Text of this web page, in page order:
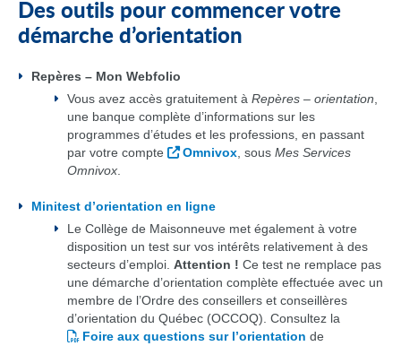
Des outils pour commencer votre
démarche d’orientation
Repères – Mon Webfolio
Vous avez accès gratuitement à Repères – orientation
une banque complète d’informations sur les
programmes d’études et les professions, en passant
par votre compte
Omnivox , sous Mes Services
Omnivox
Minitest d’orientation en ligne
Le Collège de Maisonneuve met également à votre
disposition un test sur vos intérêts relativement à des
secteurs d’emploi. Attention ! Ce test ne remplace pas
une démarche d’orientation complète effectuée avec un
membre de l’Ordre des conseillers et conseillères
d’orientation du Québec (OCCOQ). Consultez la
Foire aux questions sur l’orientation de